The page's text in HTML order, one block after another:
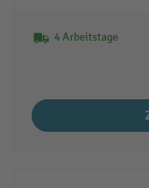
4 Arbeitstage